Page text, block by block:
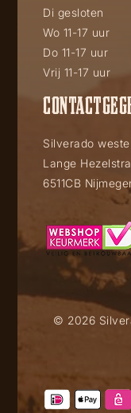
Di gesloten
Wo 11-17 uur
Do 11-17 uur
Vrij 11-17 uur
Silverado
Lange
6511CB
© 2026